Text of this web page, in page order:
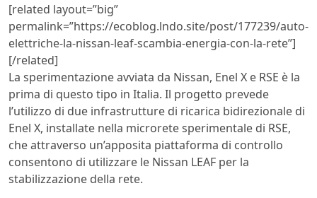
[related layout=”big”
permalink=”https://ecoblog.lndo.site/post/177239/auto-
elettriche-la-nissan-leaf-scambia-energia-con-la-rete”]
[/related]
La sperimentazione avviata da Nissan, Enel X e RSE è la
prima di questo tipo in Italia. Il progetto prevede
l’utilizzo di due infrastrutture di ricarica bidirezionale di
Enel X, installate nella microrete sperimentale di RSE,
che attraverso un’apposita piattaforma di controllo
consentono di utilizzare le Nissan LEAF per la
stabilizzazione della rete.